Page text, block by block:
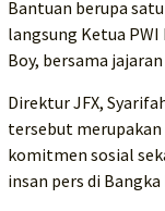
Bantuan berupa
langsung Ketua
Boy, bersama
Direktur JFX,
tersebut
komitmen sosial
insan pers di